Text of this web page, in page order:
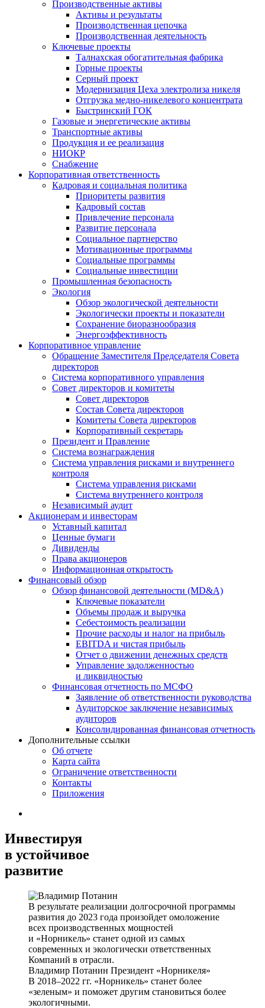
Производственные активы
Активы и результаты
Производственная цепочка
Производственная деятельность
Ключевые проекты
Талнахская обогатительная фабрика
Горные проекты
Серный проект
Модернизация Цеха электролиза никеля
Отгрузка медно-никелевого концентрата
Быстринский ГОК
Газовые и энергетические активы
Транспортные активы
Продукция и ее реализация
НИОКР
Снабжение
Корпоративная ответственность
Кадровая и социальная политика
Приоритеты развития
Кадровый состав
Привлечение персонала
Развитие персонала
Социальное партнерство
Мотивационные программы
Социальные программы
Социальные инвестиции
Промышленная безопасность
Экология
Обзор экологической деятельности
Экологически проекты и показатели
Сохранение биоразнообразия
Энергоэффективность
Корпоративное управление
Обращение Заместителя Председателя Совета
директоров
Система корпоративного управления
Совет директоров и комитеты
Совет директоров
Состав Совета директоров
Комитеты Совета директоров
Корпоративный секретарь
Президент и Правление
Система вознаграждения
Система управления рисками и внутреннего
контроля
Система управления рисками
Система внутреннего контроля
Независимый аудит
Акционерам и инвесторам
Уставный капитал
Ценные бумаги
Дивиденды
Права акционеров
Информационная открытость
Финансовый обзор
Обзор финансовой деятельности (MD&A)
Ключевые показатели
Объемы продаж и выручка
Себестоимость реализации
Прочие расходы и налог на прибыль
EBITDA и чистая прибыль
Отчет о движении денежных средств
Управление задолженностью
и ликвидностью
Финансовая отчетность по МСФО
Заявление об ответственности руководства
Аудиторское заключение независимых
аудиторов
Консолидированная финансовая отчетность
Дополнительные ссылки
Об отчете
Карта сайта
Ограничение ответственности
Контакты
Приложения
Инвестируя
в устойчивое
развитие
В результате реализации долгосрочной программы
развития до 2023 года произойдет омоложение
всех производственных мощностей
и «Норникель» станет одной из самых
современных и экологически ответственных
Компаний в отрасли.
Владимир Потанин Президент «Норникеля»
В 2018–2022 гг. «Норникель» станет более
«зеленым» и поможет другим становиться более
экологичными.